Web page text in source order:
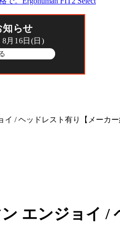
知らせ
8月16日(日)
イ / ヘッドレスト有り【メーカー
エンジョイ /